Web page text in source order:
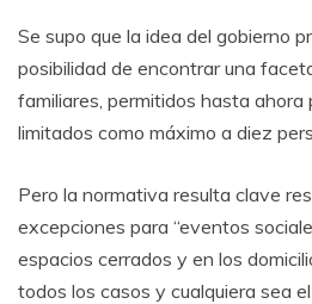
Se supo que la idea del gobierno
posibilidad de encontrar una
familiares, permitidos hasta ahora
limitados como máximo a diez
Pero la normativa resulta clave
excepciones para “eventos
espacios cerrados y en los
todos los casos y cualquiera sea